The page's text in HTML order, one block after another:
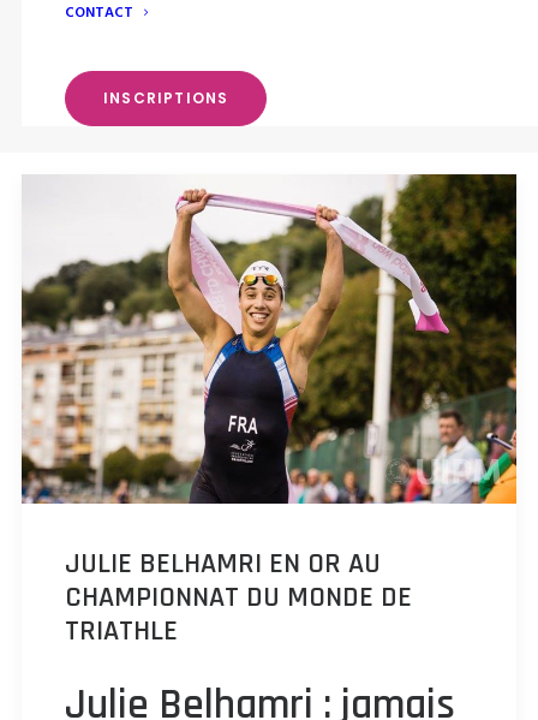
CONTACT
INSCRIPTIONS
JULIE BELHAMRI EN OR AU
CHAMPIONNAT DU MONDE DE
TRIATHLE
Julie Belhamri : jamais